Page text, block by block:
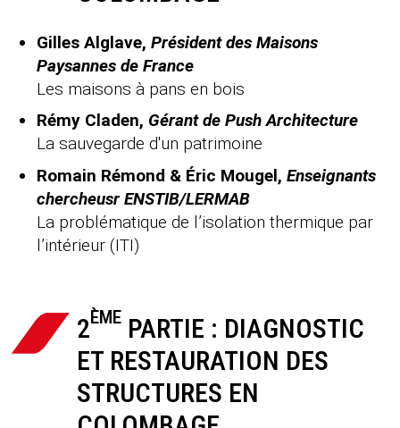
Gilles Alglave,Président des Maisons
Paysannes de France
Les maisons à pans en bois
Rémy Claden, Gérant de Push Architecture
La sauvegarde d'un patrimoine
Romain Rémond & Éric Mougel,Enseignants
chercheusr ENSTIB/LERMAB
La problématique de l’isolation thermique par
l’intérieur (ITI)
2ÈME PARTIE : DIAGNOSTIC
ET RESTAURATION DES
STRUCTURES EN